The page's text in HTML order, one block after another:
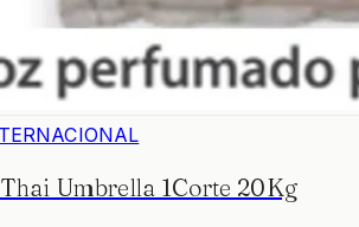
Umbrella 1Corte 20Kg